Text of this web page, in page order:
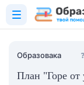
Образовака ❓
План "Горе от